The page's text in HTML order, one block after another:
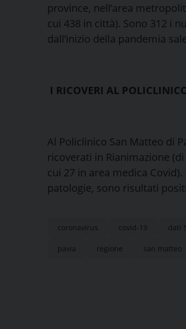
province, nell’area
cui 438 in città). Sono 312 i
dall’inizio della pandemia
I RICOVERI AL
Al Policlinico San Matteo di
ricoverati in Rianimazione
cui 27 in area medica
patologie, sono risultati
coronavirus covid-19 dati
pavia regione san matteo